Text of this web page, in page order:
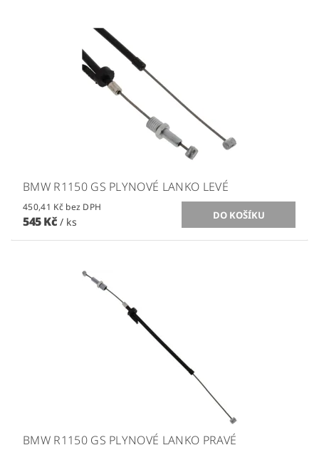
BMW R1150 GS PLYNOVÉ LANKO LEVÉ
450,41 Kč bez DPH
545 Kč / ks
BMW R1150 GS PLYNOVÉ LANKO PRAVÉ